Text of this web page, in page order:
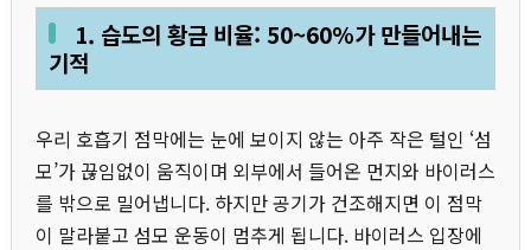
1. 습도의 황금 비율: 50~60%가 만들어내는
기적
우리 호흡기 점막에는 눈에 보이지 않는 아주 작은 털인 ‘섬
모’가 끊임없이 움직이며 외부에서 들어온 먼지와 바이러스
를 밖으로 밀어냅니다. 하지만 공기가 건조해지면 이 점막
이 말라붙고 섬모 운동이 멈추게 됩니다. 바이러스 입장에